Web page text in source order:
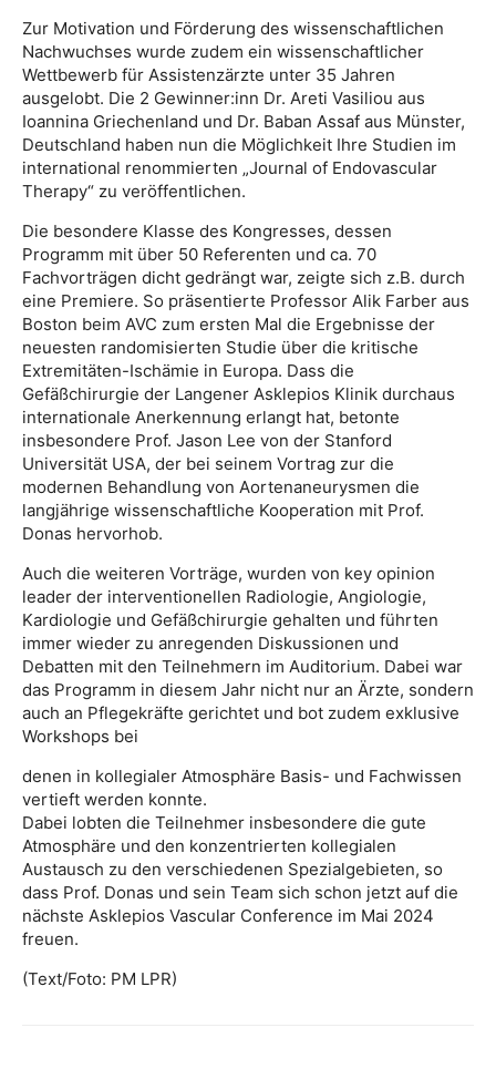
Zur Motivation und Förderung des wissenschaftlichen
Nachwuchses wurde zudem ein wissenschaftlicher
Wettbewerb für Assistenzärzte unter 35 Jahren
ausgelobt. Die 2 Gewinner:inn Dr. Areti Vasiliou aus
Ioannina Griechenland und Dr. Baban Assaf aus Münster,
Deutschland haben nun die Möglichkeit Ihre Studien im
international renommierten „Journal of Endovascular
Therapy“ zu veröffentlichen.
Die besondere Klasse des Kongresses, dessen
Programm mit über 50 Referenten und ca. 70
Fachvorträgen dicht gedrängt war, zeigte sich z.B. durch
eine Premiere. So präsentierte Professor Alik Farber aus
Boston beim AVC zum ersten Mal die Ergebnisse der
neuesten randomisierten Studie über die kritische
Extremitäten-Ischämie in Europa. Dass die
Gefäßchirurgie der Langener Asklepios Klinik durchaus
internationale Anerkennung erlangt hat, betonte
insbesondere Prof. Jason Lee von der Stanford
Universität USA, der bei seinem Vortrag zur die
modernen Behandlung von Aortenaneurysmen die
langjährige wissenschaftliche Kooperation mit Prof.
Donas hervorhob.
Auch die weiteren Vorträge, wurden von key opinion
leader der interventionellen Radiologie, Angiologie,
Kardiologie und Gefäßchirurgie gehalten und führten
immer wieder zu anregenden Diskussionen und
Debatten mit den Teilnehmern im Auditorium. Dabei war
das Programm in diesem Jahr nicht nur an Ärzte, sondern
auch an Pflegekräfte gerichtet und bot zudem exklusive
Workshops bei
denen in kollegialer Atmosphäre Basis- und Fachwissen
vertieft werden konnte.
Dabei lobten die Teilnehmer insbesondere die gute
Atmosphäre und den konzentrierten kollegialen
Austausch zu den verschiedenen Spezialgebieten, so
dass Prof. Donas und sein Team sich schon jetzt auf die
nächste Asklepios Vascular Conference im Mai 2024
freuen.
(Text/Foto: PM LPR)